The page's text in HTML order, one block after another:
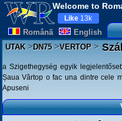
Welcome to
Românã English
Like 13k
UTAK>DN75>VERTOP>
a Szigethegység egyik
Șaua Vârtop o fac una dintre cele
Apuseni